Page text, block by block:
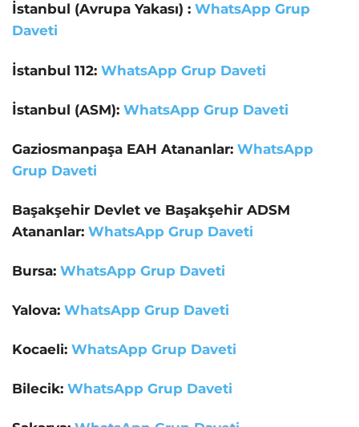
İstanbul (Avrupa Yakası) : WhatsApp Grup
Daveti
İstanbul 112: WhatsApp Grup Daveti
İstanbul (ASM): WhatsApp Grup Daveti
Gaziosmanpaşa EAH Atananlar: WhatsApp
Grup Daveti
Başakşehir Devlet ve Başakşehir ADSM
Atananlar: WhatsApp Grup Daveti
Bursa: WhatsApp Grup Daveti
Yalova: WhatsApp Grup Daveti
Kocaeli: WhatsApp Grup Daveti
Bilecik: WhatsApp Grup Daveti